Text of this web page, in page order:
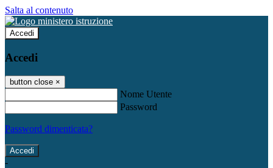
Salta al contenuto
Accedi
Accedi
button close ×
Nome Utente
Password
Password dimenticata?
-